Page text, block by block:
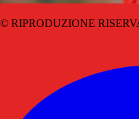
© RIPRODUZIONE